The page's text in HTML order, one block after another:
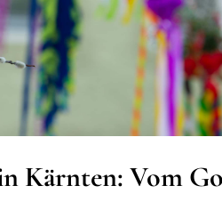
Kärnten: Vom